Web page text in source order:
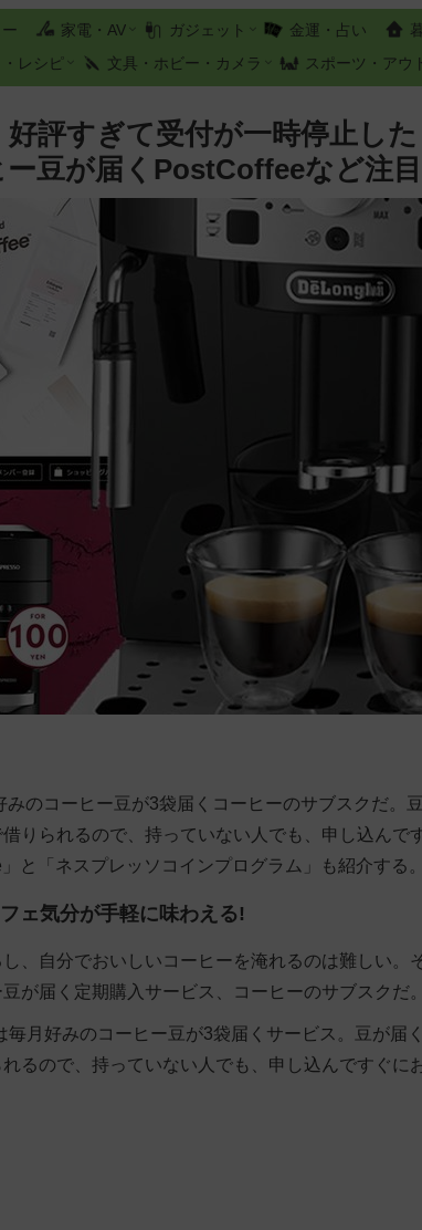
家電・AV ガジェット 金運・占い
レシピ
文具・ホビー・カメラ スポーツ・アウ
好評すぎて受付が一時停止し
豆が届くPostCoffeeなど注
のコーヒー豆が3袋届くコーヒーのサブスクだ。
りられるので、持っていない人でも、申し込んで
と「ネスプレッソコインプログラム」も紹介する。
ェ気分が手軽に味わえる!
、自分でおいしいコーヒーを淹れるのは難しい。
が届く定期購入サービス、コーヒーのサブスクだ。
毎月好みのコーヒー豆が3袋届くサービス。豆が届
るので、持っていない人でも、申し込んですぐに